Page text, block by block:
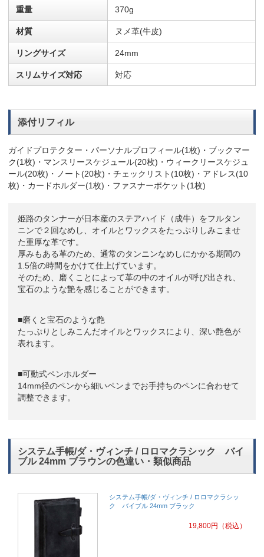
重量 370g
材質 ヌメ革(牛皮)
リングサイズ 24mm
スリムサイズ対応 対応
添付リフィル
ガイドプロテクター・パーソナルプロフィール(1枚)・ブックマー
ク(1枚)・マンスリースケジュール(20枚)・ウィークリースケジュ
ール(20枚)・ノート(20枚)・チェックリスト(10枚)・アドレス(10
枚)・カードホルダー(1枚)・ファスナーポケット(1枚)
姫路のタンナーが日本産のステアハイド（成牛）をフルタン
ニンで２回なめし、オイルとワックスをたっぷりしみこませ
た重厚な革です。
厚みもある革のため、通常のタンニンなめしにかかる期間の
1.5倍の時間をかけて仕上げています。
そのため、磨くことによって革の中のオイルが呼び出され、
宝石のような艶を感じることができます。
■磨くと宝石のような艶
たっぷりとしみこんだオイルとワックスにより、深い艶色が
表れます。
■可動式ペンホルダー
14mm径のペンから細いペンまでお手持ちのペンに合わせて
調整できます。
システム手帳/ダ・ヴィンチ / ロロマクラシック バイ
ブル 24mm ブラウンの色違い・類似商品
システム手帳/ダ・ヴィンチ / ロロマクラシッ
ク バイブル 24mm ブラック
19,800円 （税込）